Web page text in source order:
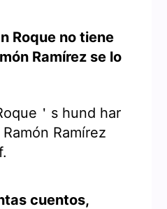
Roque no tiene
Ramírez se lo
＇s hund har
Ramírez
cuentos,